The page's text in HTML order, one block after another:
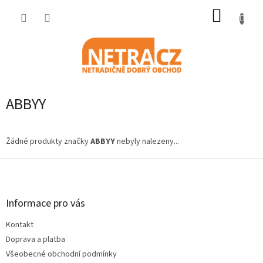
ABBYY
Žádné produkty značkyABBYYnebyly nalezeny...
Z
Informace pro vás
Kontakt
Doprava a platba
Všeobecné obchodní podmínky